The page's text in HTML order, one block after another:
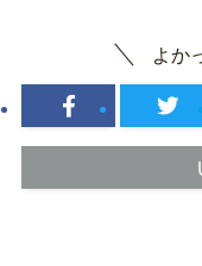
よか